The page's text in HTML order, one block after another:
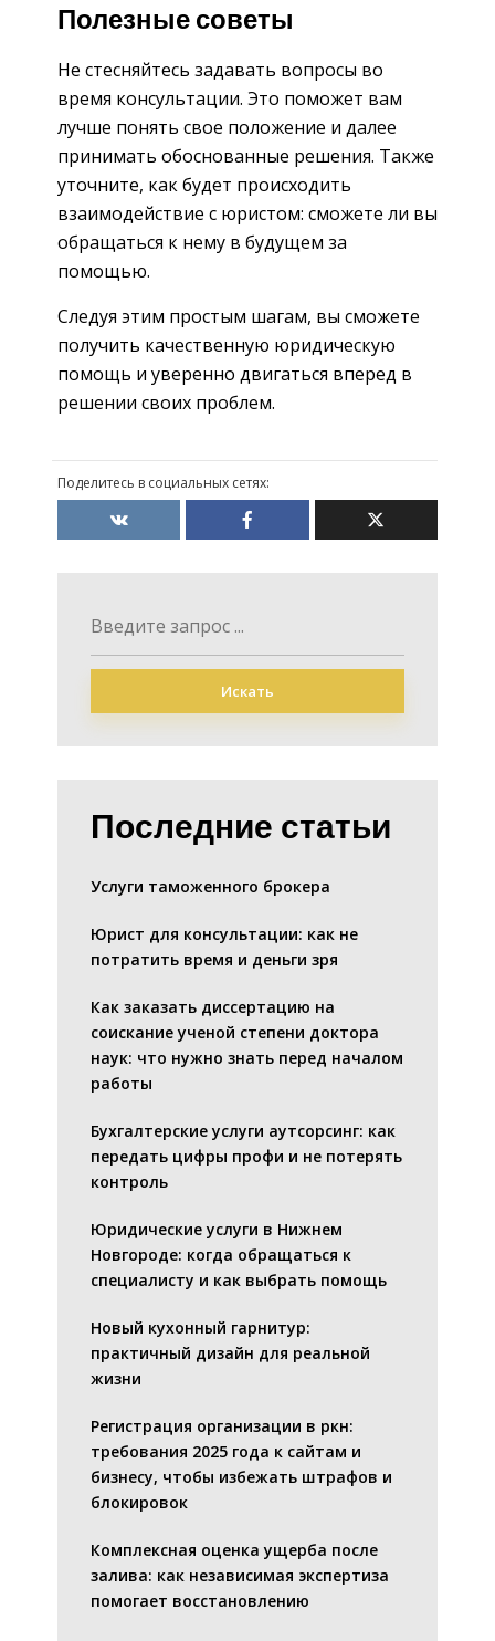
Полезные советы
Не стесняйтесь задавать вопросы во
время консультации. Это поможет вам
лучше понять свое положение и далее
принимать обоснованные решения. Также
уточните, как будет происходить
взаимодействие с юристом: сможете ли вы
обращаться к нему в будущем за
помощью.
Следуя этим простым шагам, вы сможете
получить качественную юридическую
помощь и уверенно двигаться вперед в
решении своих проблем.
Поделитесь в социальных сетях:
Искать
Последние статьи
Услуги таможенного брокера
Юрист для консультации: как не
потратить время и деньги зря
Как заказать диссертацию на
соискание ученой степени доктора
наук: что нужно знать перед началом
работы
Бухгалтерские услуги аутсорсинг: как
передать цифры профи и не потерять
контроль
Юридические услуги в Нижнем
Новгороде: когда обращаться к
специалисту и как выбрать помощь
Новый кухонный гарнитур:
практичный дизайн для реальной
жизни
Регистрация организации в ркн:
требования 2025 года к сайтам и
бизнесу, чтобы избежать штрафов и
блокировок
Комплексная оценка ущерба после
залива: как независимая экспертиза
помогает восстановлению